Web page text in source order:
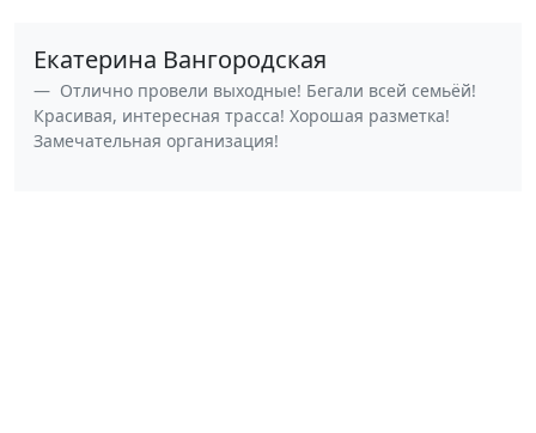
Екатерина Вангородская
Отлично провели выходные! Бегали всей семьёй!
Красивая, интересная трасса! Хорошая разметка!
Замечательная организация!